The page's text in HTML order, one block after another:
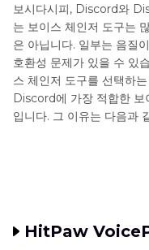
보시다시피, Discord와
는 보이스 체인저 도구는
은 아닙니다. 일부는 음질
호환성 문제가 있을 수 있
스 체인저 도구를 선택하
Discord에 가장 적합한
입니다. 그 이유는 다음과
HitPaw